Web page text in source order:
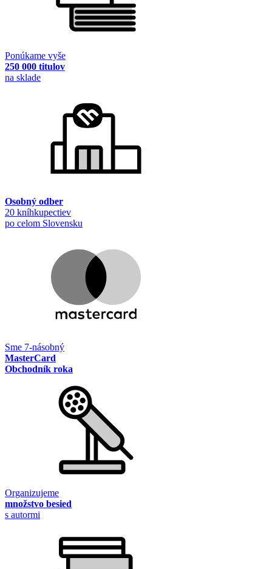
Ponúkame vyše
250 000 titulov
na sklade
Osobný odber
20 kníhkupectiev
po celom Slovensku
Sme 7-násobný
MasterCard
Obchodník roka
Organizujeme
množstvo besied
s autormi